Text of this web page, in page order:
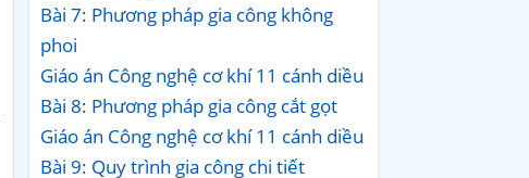
Bài 7: Phương pháp gia công không
phoi
Giáo án Công nghệ cơ khí 11 cánh diều
Bài 8: Phương pháp gia công cắt gọt
Giáo án Công nghệ cơ khí 11 cánh diều
Bài 9: Quy trình gia công chi tiết